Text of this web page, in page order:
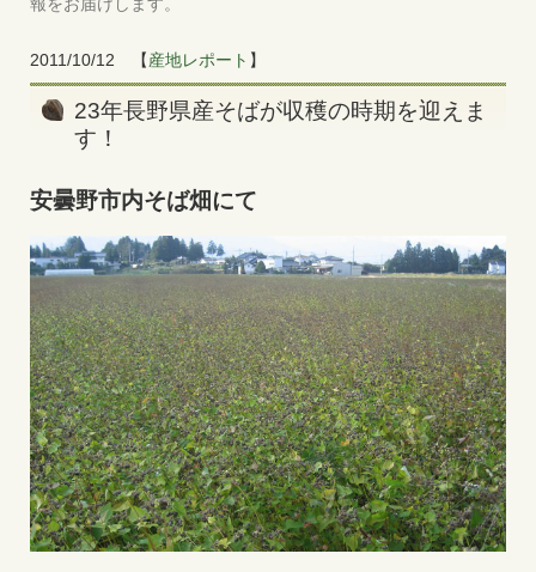
2011/10/12 【産地レポート 】
23年長野県産そばが収穫の時期を迎えま
す！
安曇野市内そば畑にて